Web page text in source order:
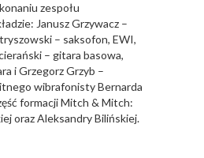
zespołu
Janusz Grzywacz –
– saksofon, EWI,
– gitara basowa,
i Grzegorz Grzyb –
wibrafonisty Bernarda
formacji Mitch & Mitch:
oraz Aleksandry Bilińskiej.